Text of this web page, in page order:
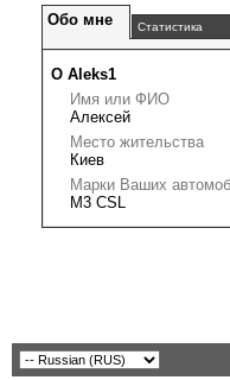
Обо мне Статистика
О Aleks1
Имя или ФИО
Алексей
Место жительства
Киев
Марки Ваших
M3 CSL